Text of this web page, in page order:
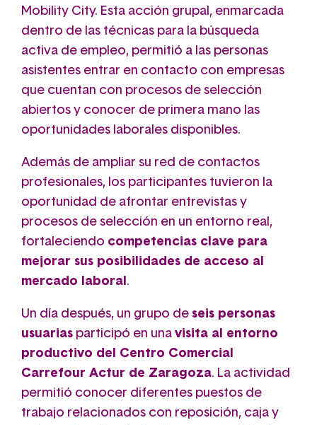
Mobility City. Esta acción grupal, enmarcada
dentro de las técnicas para la búsqueda
activa de empleo, permitió a las personas
asistentes entrar en contacto con empresas
que cuentan con procesos de selección
abiertos y conocer de primera mano las
oportunidades laborales disponibles.
Además de ampliar su red de contactos
profesionales, los participantes tuvieron la
oportunidad de afrontar entrevistas y
procesos de selección en un entorno real,
fortaleciendo competencias clave para
mejorar sus posibilidades de acceso al
mercado laboral .
Un día después, un grupo de seis personas
usuarias participó en una visita al entorno
productivo del Centro Comercial
Carrefour Actur de Zaragoza. La actividad
permitió conocer diferentes puestos de
trabajo relacionados con reposición, caja y